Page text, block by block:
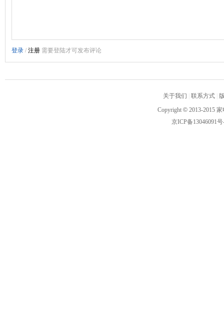
关于我们 联系方式
Copyright © 2013-2015
京ICP备13046091号